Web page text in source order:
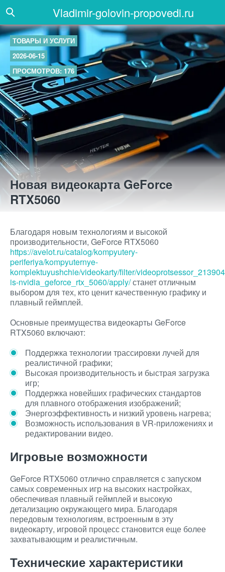
Vladimir-golovin-propovedi.ru
ТОВАРЫ И УСЛУГИ
2026-06-15
ПРОСМОТРОВ: 176
Новая видеокарта GeForce
RTX5060
Благодаря новым технологиям и высокой
производительности, GeForce RTX5060
https://avelot.ru/catalog/kompyutery-
periferiya/kompyuternye-
komplektuyushchie/videokarty/filter/
is-nvidia_geforce_rtx_5060/apply/станет отличным
выбором для тех, кто ценит качественную графику и
плавный геймплей.
Основные преимущества видеокарты GeForce
RTX5060 включают:
Поддержка технологии трассировки лучей для
реалистичной графики;
Высокая производительность и быстрая загрузка
игр;
Поддержка новейших графических стандартов
для плавного отображения изображений;
Энергоэффективность и низкий уровень нагрева;
Возможность использования в VR-приложениях и
редактировании видео.
Игровые возможности
GeForce RTX5060 отлично справляется с запуском
самых современных игр на высоких настройках,
обеспечивая плавный геймплей и высокую
детализацию окружающего мира. Благодаря
передовым технологиям, встроенным в эту
видеокарту, игровой процесс становится еще более
захватывающим и реалистичным.
Технические характеристики